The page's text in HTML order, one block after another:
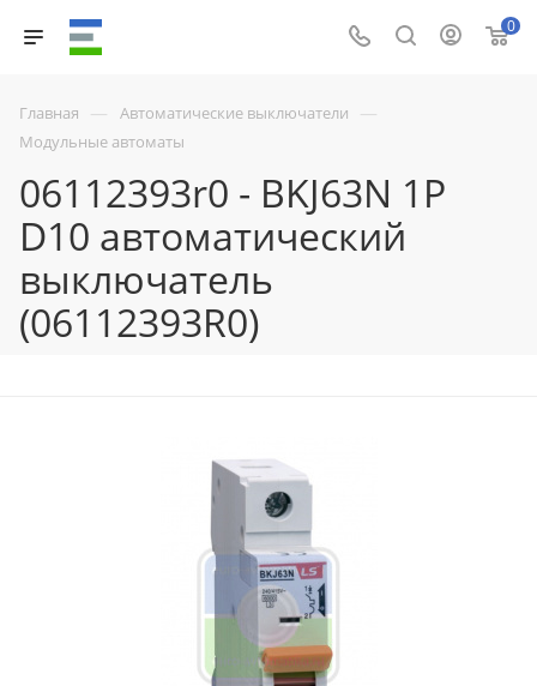
0
Главная — Автоматические выключатели —
Модульные автоматы
06112393r0 - BKJ63N 1P
D10 автоматический
выключатель
(06112393R0)